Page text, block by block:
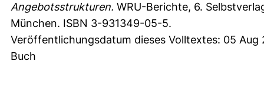
Angebotsstrukturen. WRU-Berichte, 6.
München. ISBN 3-931349-05-5.
Veröffentlichungsdatum dieses Volltextes: 05 Aug
Buch